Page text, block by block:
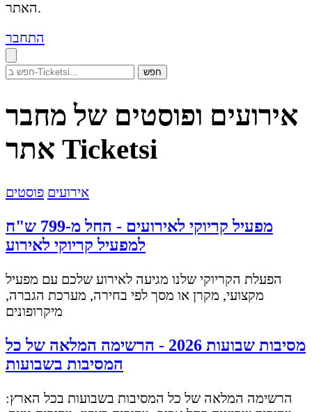
האתר.
התחבר
חפש
אירועים ופוסטים של מחבר
אתר Ticketsi
אירועים פוסטים
מפעיל קריוקי לאירועים - החל מ-799 ש"ח
למפעיל קריוקי לאירוע
הפעלת הקריוקי שלנו מגיעה לאירוע שלכם עם מפעיל
מקצועי, מקרן או מסך לפי בחירה, מערכת הגברה,
מיקרופונים
מסיבות שבועות 2026 - הרשימה המלאה של כל
המסיבות בשבועות
הרשימה המלאה של כל המסיבות בשבועות בכל הארץ: